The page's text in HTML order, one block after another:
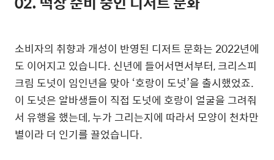
소비자의 취향과 개성이 반영된 디저트 문화는 2022년에
도 이어지고 있습니다. 신년에 들어서면서부터, 크리스피
크림 도넛이 임인년을 맞아 ‘호랑이 도넛’을 출시했었죠.
이 도넛은 알바생들이 직접 도넛에 호랑이 얼굴을 그려줘
서 유행을 했는데, 누가 그리는지에 따라서 모양이 천차만
별이라 더 인기를 끌었습니다.